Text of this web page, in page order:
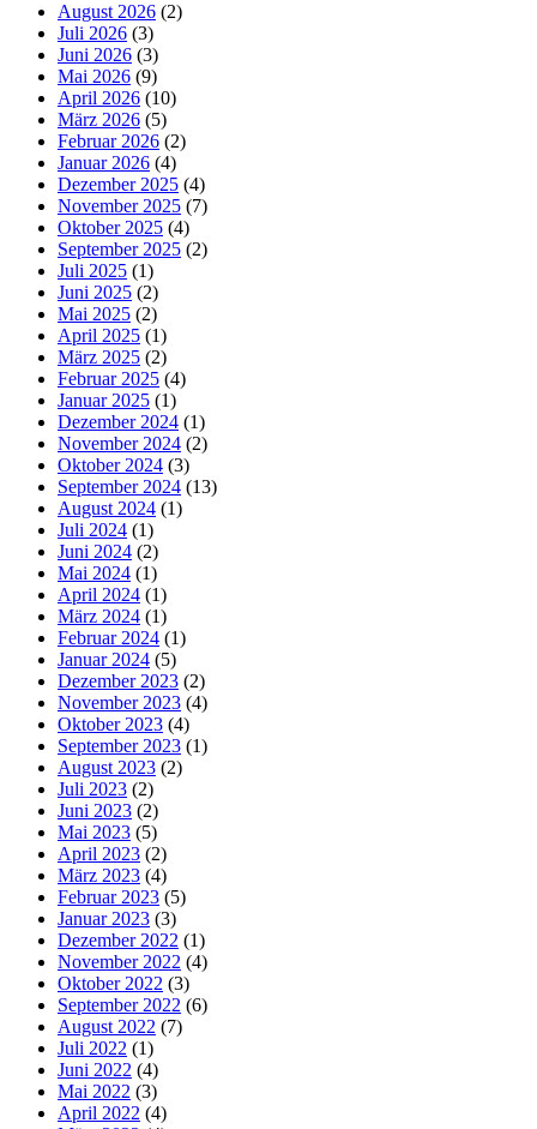
August 2026 (2)
Juli 2026 (3)
Juni 2026 (3)
Mai 2026 (9)
April 2026 (10)
März 2026 (5)
Februar 2026 (2)
Januar 2026 (4)
Dezember 2025 (4)
November 2025 (7)
Oktober 2025 (4)
September 2025 (2)
Juli 2025 (1)
Juni 2025 (2)
Mai 2025 (2)
April 2025 (1)
März 2025 (2)
Februar 2025 (4)
Januar 2025 (1)
Dezember 2024 (1)
November 2024 (2)
Oktober 2024 (3)
September 2024 (13)
August 2024 (1)
Juli 2024 (1)
Juni 2024 (2)
Mai 2024 (1)
April 2024 (1)
März 2024 (1)
Februar 2024 (1)
Januar 2024 (5)
Dezember 2023 (2)
November 2023 (4)
Oktober 2023 (4)
September 2023 (1)
August 2023 (2)
Juli 2023 (2)
Juni 2023 (2)
Mai 2023 (5)
April 2023 (2)
März 2023 (4)
Februar 2023 (5)
Januar 2023 (3)
Dezember 2022 (1)
November 2022 (4)
Oktober 2022 (3)
September 2022 (6)
August 2022 (7)
Juli 2022 (1)
Juni 2022 (4)
Mai 2022 (3)
April 2022 (4)